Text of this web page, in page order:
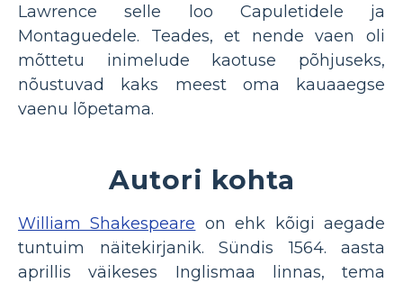
Lawrence selle loo Capuletidele ja
Montaguedele. Teades, et nende vaen oli
mõttetu inimelude kaotuse põhjuseks,
nõustuvad kaks meest oma kauaaegse
vaenu lõpetama.
Autori kohta
William Shakespeare on ehk kõigi aegade
tuntuim näitekirjanik. Sündis 1564. aasta
aprillis väikeses Inglismaa linnas, tema